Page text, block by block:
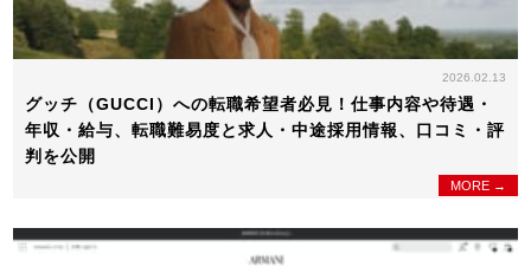
2026.02.13
グッチ（GUCCI）への転職希望者必見！仕事内容や待遇・
年収・給与、転職難易度と求人・中途採用情報、口コミ・評
判を公開
MORE →